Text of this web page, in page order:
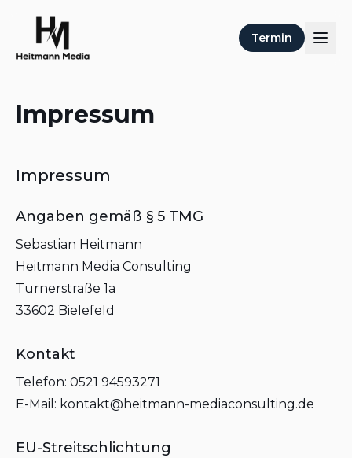
Termin
Impressum
Impressum
Angaben gemäß § 5 TMG
Sebastian Heitmann
Heitmann Media Consulting
Turnerstraße 1a
33602 Bielefeld
Kontakt
Telefon: 0521 94593271
E-Mail: kontakt@heitmann-mediaconsulting.de
EU-Streitschlichtung